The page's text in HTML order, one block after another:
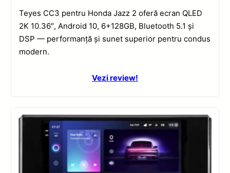
Teyes CC3 pentru Honda Jazz 2 oferă ecran QLED
2K 10.36″, Android 10, 6+128GB, Bluetooth 5.1 și
DSP — performanță și sunet superior pentru condus
modern.
Vezi review!